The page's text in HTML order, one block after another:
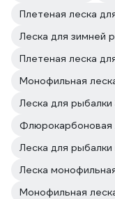
Плетeная леска
Леска для зимней
Плетeная леска
Монофильная
Леска для
Флюрокарбоновая
Леска для
Леска
Монофильная